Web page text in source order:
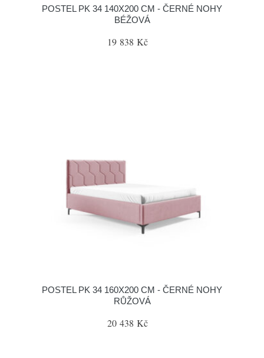
POSTEL PK 34 140X200 CM - ČERNÉ NOHY
BÉŽOVÁ
19 838 Kč
POSTEL PK 34 160X200 CM - ČERNÉ NOHY
RŮŽOVÁ
20 438 Kč